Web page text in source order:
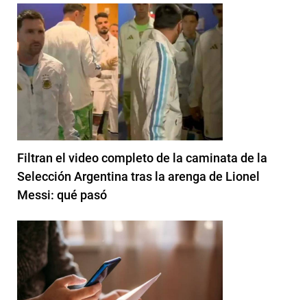
Filtran el video completo de la caminata de la
Selección Argentina tras la arenga de Lionel
Messi: qué pasó